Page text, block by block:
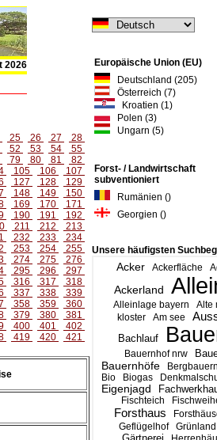
2026
Europäische Union (EU)
Deutschland (205)
Österreich (7)
Kroatien (1)
Polen (3)
Ungarn (5)
Forst- / Landwirtschaft
subventioniert
Rumänien ()
Georgien ()
Unsere häufigsten
Acker Ackerfläche
Ackerland
Alleinlage bayern Alte
kloster
Am see
Bachlauf
Bauernhof nrw
Bauernhöfe
Bio
Biogas
Eigenjagd
Fischteich
Forsthaus
Geflügelhof
Grünland
25 26 27
28
52 53 54
55
79 80 81
82
105 106
107
127 128
129
148 149
150
169 170
171
190 191
192
211 212
213
232 233
234
253 254
255
274 275
276
295 296
297
316 317
318
337 338
339
358 359
360
379 380
381
400 401
402
419 420 421